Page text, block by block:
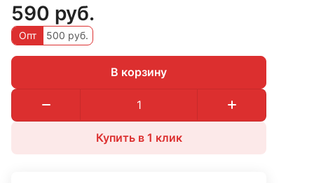
590 руб.
Опт 500 руб.
В корзину
Купить в 1 клик